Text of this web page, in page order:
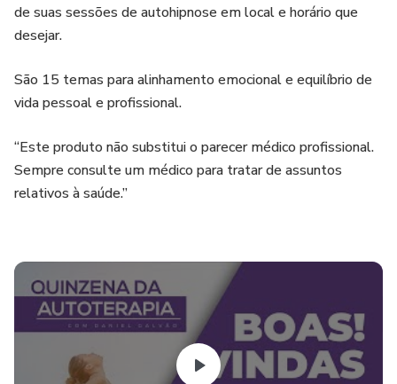
de suas sessões de autohipnose em local e horário que
desejar.
São 15 temas para alinhamento emocional e equilíbrio de
vida pessoal e profissional.
“Este produto não substitui o parecer médico profissional.
Sempre consulte um médico para tratar de assuntos
relativos à saúde.”